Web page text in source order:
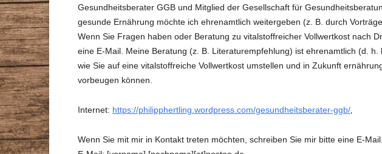
PRESSE
Gesundheitsberater GGB und Mitglied der Gesellschaft für
gesunde Ernährung möchte ich ehrenamtlich weitergeben (z. B. durch
Wenn Sie Fragen haben oder Beratung zu vitalstoffreicher Vollwertkost nach
eine E-Mail. Meine Beratung (z. B. Literaturempfehlung) ist ehrenamtlich (d. h.
wie Sie auf eine vitalstoffreiche Vollwertkost umstellen und in Zukunft
vorbeugen können.
Internet: https://philipphertling.wordpress.com/gesundheitsberater-ggb/‚
Wenn Sie mit mir in Kontakt treten möchten, schreiben Sie mir bitte eine E-Mail.